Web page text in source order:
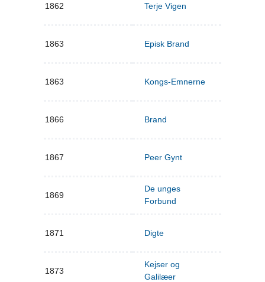
1862 Terje Vigen
1863 Episk Brand
1863 Kongs-Emnerne
1866 Brand
1867 Peer Gynt
1869
De unges
Forbund
1871 Digte
1873
Kejser og
Galilæer